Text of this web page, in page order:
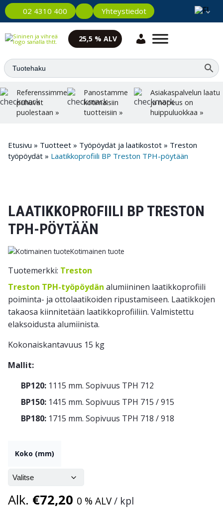
02 4310 400 Yhteystiedot
25,5 % ALV
Referenssimme
puhuvat
puolestaan »
Panostamme
kotimaisiin
tuotteisiin »
Asiakaspalvelun laatu
ja nopeus on
huippuluokkaa »
Etusivu » Tuotteet » Työpöydät ja laatikostot » Treston
työpöydät » Laatikkoprofiili BP Treston TPH-pöytään
LAATIKKOPROFIILI BP TRESTON
TPH-PÖYTÄÄN
Kotimainen tuote
Tuotemerkki: Treston
Treston TPH-työpöydän alumiininen laatikkoprofiili
poiminta- ja ottolaatikoiden ripustamiseen. Laatikkojen
takaosa kiinnitetään laatikkoprofiiliin. Valmistettu
elaksoidusta alumiinista.
Kokonaiskantavuus 15 kg
Mallit:
BP120: 1115 mm. Sopivuus TPH 712
BP150: 1415 mm. Sopivuus TPH 715 / 915
BP180: 1715 mm. Sopivuus TPH 718 / 918
Koko (mm)
Alk. €72,20 0 % ALV/ kpl